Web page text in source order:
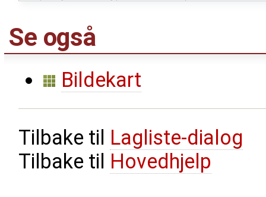
Se også
Bildekart
Tilbake til Lagliste-dialog
Tilbake til Hovedhjelp